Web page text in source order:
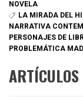
NOVELA
LA MIRADA DEL
NARRATIVA
PERSONAJES DE
PROBLEMÁTICA